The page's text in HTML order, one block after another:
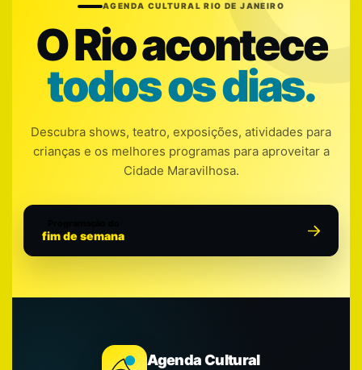
AGENDA CULTURAL RIO DE JANEIRO
O Rio acontece
todos os dias.
Descubra shows, teatro, exposições, atividades para
crianças e os melhores programas para aproveitar a
Cidade Maravilhosa.
fim de semana
Agenda Cultural